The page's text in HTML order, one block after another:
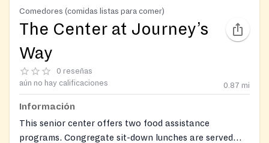
Comedores (comidas listas para comer)
The Center at Journey’s
Way
0 reseñas
aún no hay calificaciones
0.87 mi
Información
This senior center offers two food assistance
programs. Congregate sit-down lunches are served